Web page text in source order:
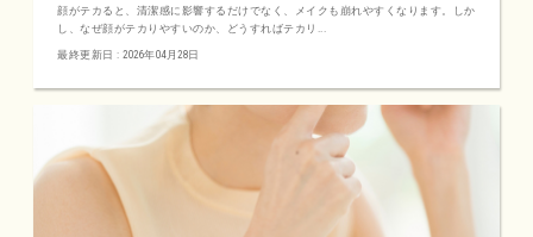
顔がテカると、清潔感に影響するだけでなく、メイクも崩れやすくなります。しか
し、なぜ顔がテカりやすいのか、どうすればテカリ...
最終更新日 : 2026年04月28日